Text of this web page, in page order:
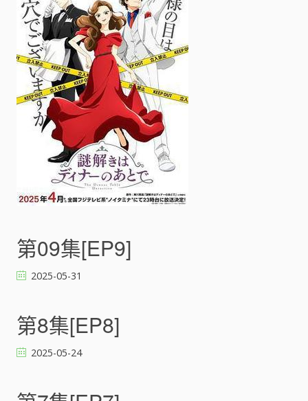
要
在
晚
餐
後
(
謎
解
き
は
デ
ィ
ナ
ー
と
で
[
第09集[EP9]
2025-05-31
第8集[EP8]
2025-05-24